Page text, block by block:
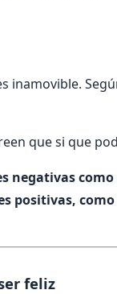
inamovible.
que si que
negativas
positivas,
feliz